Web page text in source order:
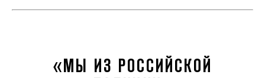
«МЫ ИЗ РОССИЙСКОЙ